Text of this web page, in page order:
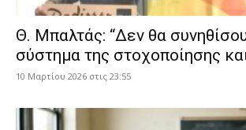
Θ. Μπαλτάς: “Δεν θα
σύστημα της στοχοποίησης
10 Μαρτίου 2026 στις 23:55